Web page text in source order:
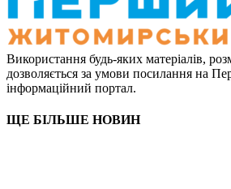
Використання будь-яких матеріалів,
дозволяється за умови посилання на
інформаційний портал.
ЩЕ БІЛЬШЕ НОВИН